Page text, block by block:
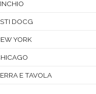
DOCG
YORK
E TAVOLA